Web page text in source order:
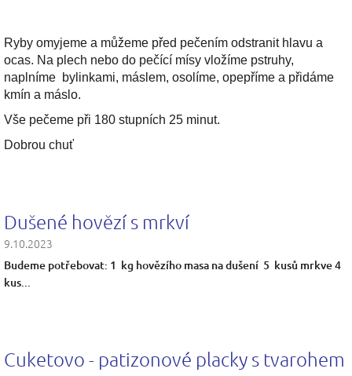
Ryby omyjeme a můžeme před pečením odstranit hlavu a
ocas. Na plech nebo do pečící mísy vložíme pstruhy,
naplníme bylinkami, máslem, osolíme, opepříme a přidáme
kmín a máslo.
Vše pečeme při 180 stupních 25 minut.
Dobrou chuť
Dušené hovězí s mrkví
9.10.2023
Budeme potřebovat: 1 kg hovězího masa na dušení 5 kusů mrkve 4
kus...
Cuketovo - patizonové placky s tvarohem